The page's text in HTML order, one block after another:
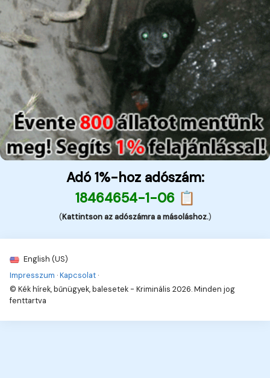
Adó 1%-hoz adószám:
18464654-1-06 📋
(Kattintson az adószámra a másoláshoz.)
English (US)
Impresszum ·Kapcsolat ·
© Kék hírek, bűnügyek, balesetek - Kriminális 2026. Minden jog
fenttartva